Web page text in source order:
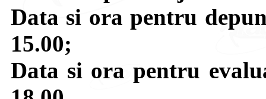
Data si ora pentru
15.00;
Data si ora pentru